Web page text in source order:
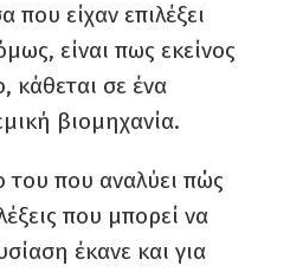
είχαν επιλέξει
είναι πως εκείνος
κάθεται σε ένα
βιομηχανία.
που αναλύει πώς
που μπορεί να
έκανε και για